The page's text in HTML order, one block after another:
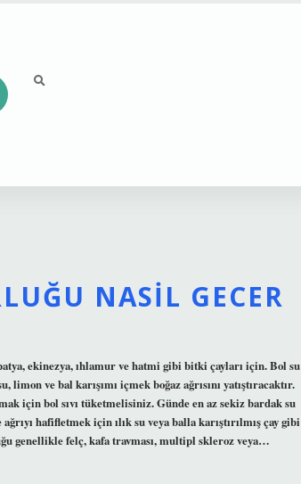
NASIL GECER
ekinezya, ıhlamur ve hatmi gibi bitki çayları için. Bol su
ve bal karışımı içmek boğaz ağrısını yatıştıracaktır.
için bol sıvı tüketmelisiniz. Günde en az sekiz bardak su
hafifletmek için ılık su veya balla karıştırılmış çay gibi
genellikle felç, kafa travması, multipl skleroz veya…